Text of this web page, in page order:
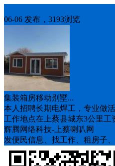
06-06 发布，3193浏览
集装箱房移动别墅...
本人招聘长期电焊工，专业做
工作地点在上蔡县城东3公里工
辉腾网络科技-上蔡喇叭网
发便民信息、找工作、租房子